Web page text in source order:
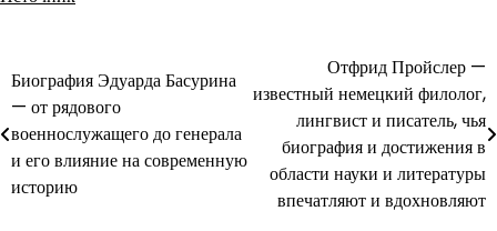
Навигация
по
записям
Биография Эдуарда Басурина
— от рядового
военнослужащего до генерала
и его влияние на современную
историю
Отфрид Пройслер —
известный немецкий филолог,
лингвист и писатель, чья
биография и достижения в
области науки и литературы
впечатляют и вдохновляют